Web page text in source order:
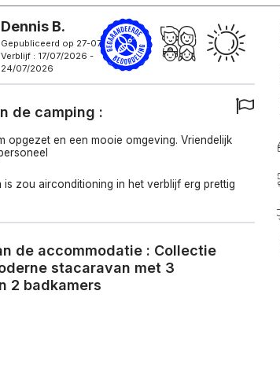
Dennis B.
Gepubliceerd op 27-07-2026
Verblijf : 17/07/2026 -
24/07/2026
de camping :
opgezet en een mooie omgeving. Vriendelijk
is zou airconditioning in het verblijf erg prettig
de accommodatie : Collectie
stacaravan met 3
2 badkamers